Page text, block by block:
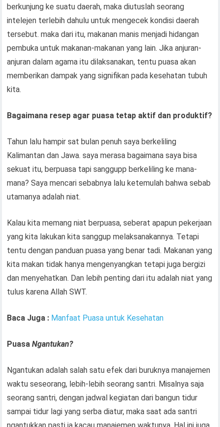
berkunjung ke suatu daerah, maka diutuslah seorang
intelejen terlebih dahulu untuk mengecek kondisi daerah
tersebut. maka dari itu, makanan manis menjadi hidangan
pembuka untuk makanan-makanan yang lain. Jika anjuran-
anjuran dalam agama itu dilaksanakan, tentu puasa akan
memberikan dampak yang signifikan pada kesehatan tubuh
kita.
Bagaimana resep agar puasa tetap aktif dan produktif?
Tahun lalu hampir sat bulan penuh saya berkeliling
Kalimantan dan Jawa. saya merasa bagaimana saya bisa
sekuat itu, berpuasa tapi sanggupp berkeliling ke mana-
mana? Saya mencari sebabnya lalu ketemulah bahwa sebab
utamanya adalah niat.
Kalau kita memang niat berpuasa, seberat apapun pekerjaan
yang kita lakukan kita sanggup melaksanakannya. Tetapi
tentu dengan panduan puasa yang benar tadi. Makanan yang
kita makan tidak hanya mengenyangkan tetapi juga bergizi
dan menyehatkan. Dan lebih penting dari itu adalah niat yang
tulus karena Allah SWT.
Baca Juga : Manfaat Puasa untuk Kesehatan
PuasaNgantukan?
Ngantukan adalah salah satu efek dari buruknya manajemen
waktu seseorang, lebih-lebih seorang santri. Misalnya saja
seorang santri, dengan jadwal kegiatan dari bangun tidur
sampai tidur lagi yang serba diatur, maka saat ada santri